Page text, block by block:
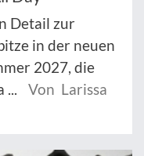
Detail zur
in der neuen
2027, die
...
Von Larissa